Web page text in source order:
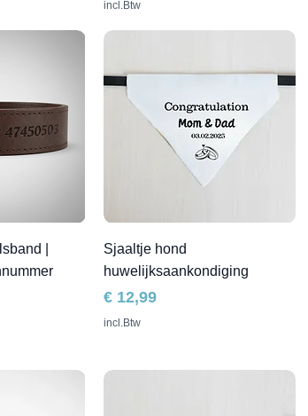
incl.Btw
|
Sjaaltje hond
huwelijksaankondiging
Prijs
€ 12,99
incl.Btw